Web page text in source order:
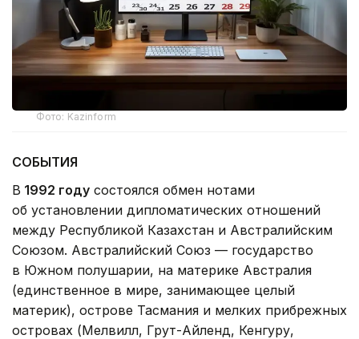
Фото: Kazinform
СОБЫТИЯ
В 1992 году состоялся обмен нотами
об установлении дипломатических отношений
между Республикой Казахстан и Австралийским
Союзом. Австралийский Союз — государство
в Южном полушарии, на материке Австралия
(единственное в мире, занимающее целый
материк), острове Тасмания и мелких прибрежных
островах (Мелвилл, Грут-Айленд, Кенгуру,